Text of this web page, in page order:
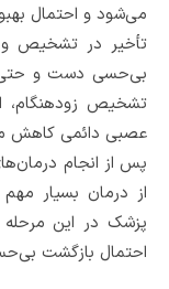
می‌شود و احتمال
تأخیر در تشخیص
بی‌حسی دست و حتی
تشخیص زودهنگام،
عصبی دائمی کاهش
پس از انجام
از درمان بسیار
پزشک در این مرحله
احتمال بازگشت